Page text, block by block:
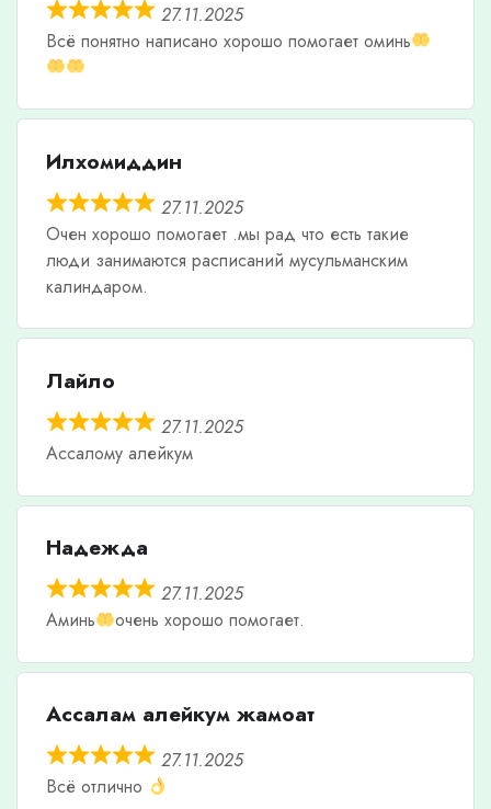
27.11.2025
Всë понятно написано хорошо помогает оминь
Илхомиддин
27.11.2025
Очен хорошо помогает .мы рад что есть такие
люди занимаются расписаний мусульманским
калиндаром.
Лайло
27.11.2025
Ассалому алейкум
Надежда
27.11.2025
Аминь
очень хорошо помогает.
Ассалам алейкум жамоат
27.11.2025
Всё отлично